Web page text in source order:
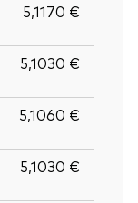
5,1170 €
5,1030 €
5,1060 €
5,1030 €